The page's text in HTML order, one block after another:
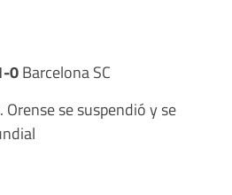
0Barcelona SC
Orense se suspendió y se